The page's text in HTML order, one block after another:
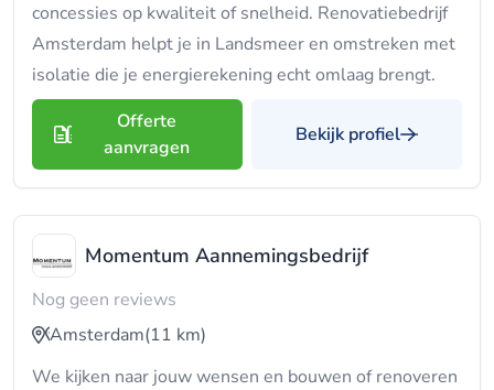
concessies op kwaliteit of snelheid. Renovatiebedrijf
Amsterdam helpt je in Landsmeer en omstreken met
isolatie die je energierekening echt omlaag brengt.
Offerte
aanvragen
Bekijk profiel
Momentum Aannemingsbedrijf
Nog geen reviews
Amsterdam(11 km)
We kijken naar jouw wensen en bouwen of renoveren